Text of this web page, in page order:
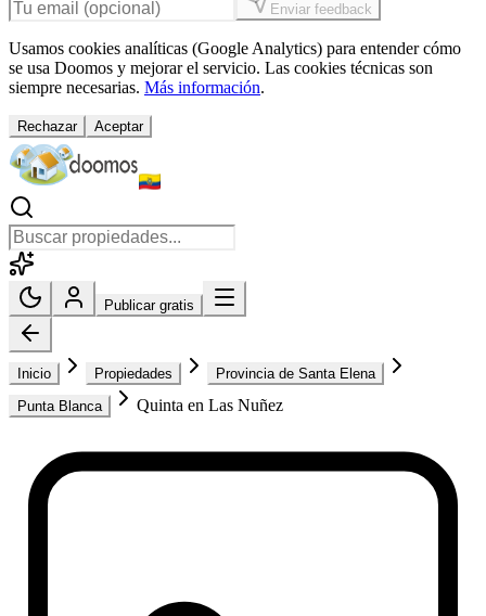
Enviar feedback
Usamos cookies analíticas (Google Analytics) para entender cómo
se usa Doomos y mejorar el servicio. Las cookies técnicas son
siempre necesarias. Más información.
Rechazar Aceptar
Publicar gratis
Inicio Propiedades
Provincia de Santa Elena
Punta Blanca
Quinta en Las Nuñez